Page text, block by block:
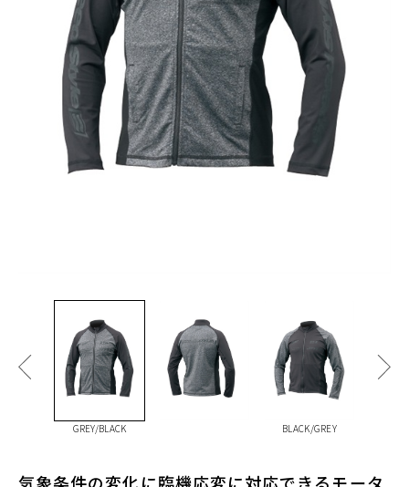
GREY/BLACK BLACK/GREY
気象条件の変化に臨機応変に対応できるモータ